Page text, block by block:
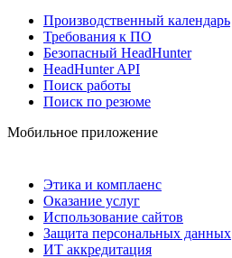
Производственный календарь
Требования к ПО
Безопасный HeadHunter
HeadHunter API
Поиск работы
Поиск по резюме
Мобильное приложение
Этика и комплаенс
Оказание услуг
Использование сайтов
Защита персональных данных
ИТ аккредитация